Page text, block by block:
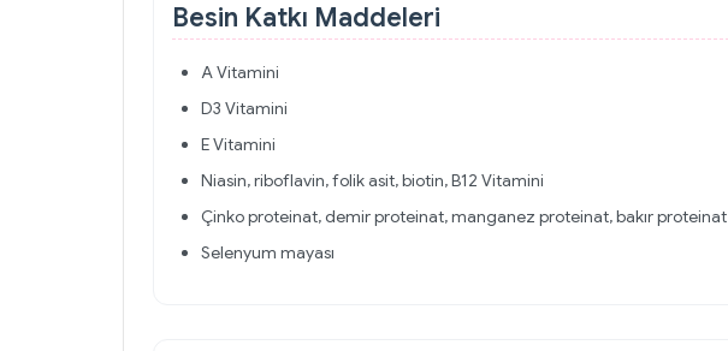
Besin Katkı Maddeleri
A Vitamini
D3 Vitamini
E Vitamini
Niasin, riboflavin, folik asit, biotin, B12 Vitamini
Çinko proteinat, demir proteinat, manganez proteinat, bakır proteinat
Selenyum mayası